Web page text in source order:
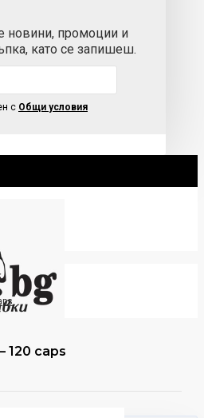
новини, промоции и
като се запишеш.
с Общи условия
120 caps